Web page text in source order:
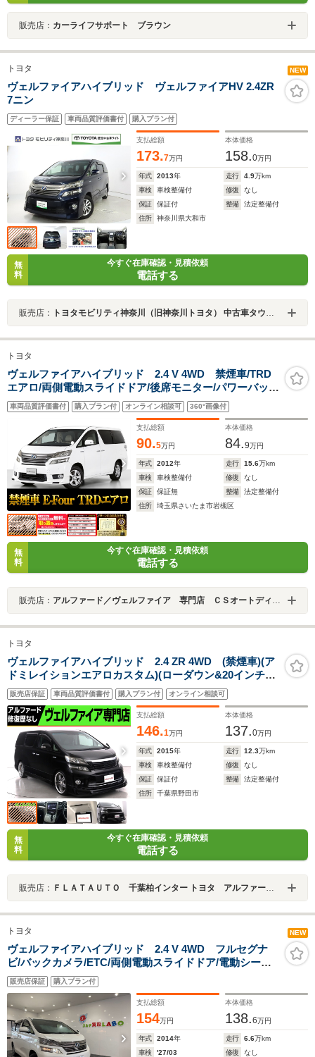
販売店： カーライフサポート ブラウン
トヨタ NEW
ヴェルファイアハイブリッド ヴェルファイアHV 2.4ZR
7ニン
ディーラー保証 車両品質評価書付 購入プラン付
支払総額
173.7万円
本体価格
158.0万円
年式 2013年 走行 4.9万km
車検
車検整備付 修復
なし
保証
保証付 整備
法定整備付
住所
神奈川県大和市
無
料
今すぐ在庫確認・見積依頼
電話する
販売店： トヨタモビリティ神奈川（旧神奈川トヨタ） 中古車タウン大和
トヨタ
ヴェルファイアハイブリッド 2.4 V 4WD 禁煙車/TRD
エアロ/両側電動スライドドア/後席モニター/パワーバック
ドア/クルーズコントロール/クリアランスソナー/バックカ
メラ/コンビハンドル/HIDヘッドライト/パワーシート/フル
車両品質評価書付 購入プラン付 オンライン相談可 360°画像付
支払総額
90.5万円
本体価格
84.9万円
年式 2012年 走行 15.6万km
車検
車検整備付 修復
なし
保証
保証無 整備
法定整備付
住所
埼玉県さいたま市岩槻区
無
料
今すぐ在庫確認・見積依頼
電話する
販売店： アルファード／ヴェルファイア 専門店 ＣＳオートディーラー ２０系３０系４０系アルファード／ヴェルファイア 中古車専門店
トヨタ
ヴェルファイアハイブリッド 2.4 ZR 4WD (禁煙車)(ア
ドミレイションエアロカスタム)(ローダウン&20インチア
ルミ)(9インチナビ)(後席モニター)(電動シート)フルセグ
TV バックカメラ 両側電動スライドドア クルコン
パワーバックドア
販売店保証 車両品質評価書付 購入プラン付 オンライン相談可
支払総額
146.1万円
本体価格
137.0万円
年式 2015年 走行 12.3万km
車検
車検整備付 修復
なし
保証
保証付 整備
法定整備付
住所
千葉県野田市
無
料
今すぐ在庫確認・見積依頼
電話する
販売店： ＦＬＡＴＡＵＴＯ 千葉柏インター トヨタ アルファード・ヴェルファイア修復歴なし専門店
トヨタ NEW
ヴェルファイアハイブリッド 2.4 V 4WD フルセグナ
ビ/バックカメラ/ETC/両側電動スライドドア/電動シー
ト/HIDヘッドライト/後席エアコン/アンビエントライト/純
正16インチアルミホイール
販売店保証 購入プラン付
支払総額
154万円
本体価格
138.6万円
年式 2014年 走行 6.6万km
車検
'27/03 修復
なし